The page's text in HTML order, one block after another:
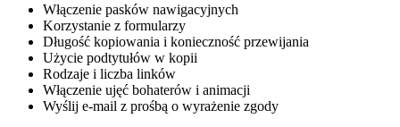
Włączenie pasków nawigacyjnych
Korzystanie z formularzy
Długość kopiowania i konieczność przewijania
Użycie podtytułów w kopii
Rodzaje i liczba linków
Włączenie ujęć bohaterów i animacji
Wyślij e-mail z prośbą o wyrażenie zgody